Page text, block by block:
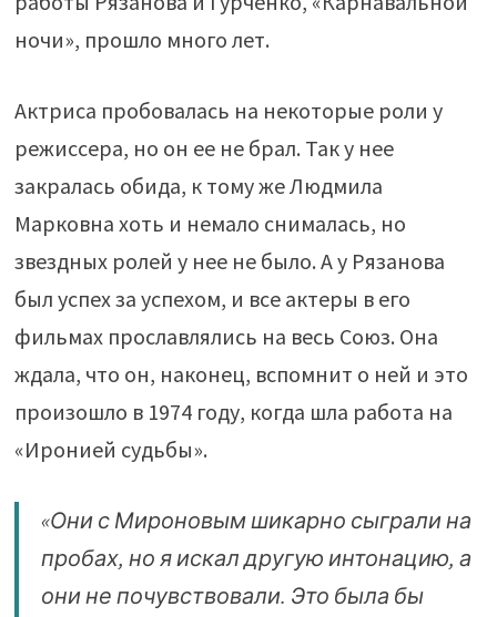
ночи», прошло много лет.
Актриса пробовалась на некоторые роли у
режиссера, но он ее не брал. Так у нее
закралась обида, к тому же Людмила
Марковна хоть и немало снималась, но
звездных ролей у нее не было. А у Рязанова
был успех за успехом, и все актеры в его
фильмах прославлялись на весь Союз. Она
ждала, что он, наконец, вспомнит о ней и это
произошло в 1974 году, когда шла работа на
«Иронией судьбы».
«Они с Мироновым шикарно сыграли на
пробах, но я искал другую интонацию, а
они не почувствовали. Это была бы